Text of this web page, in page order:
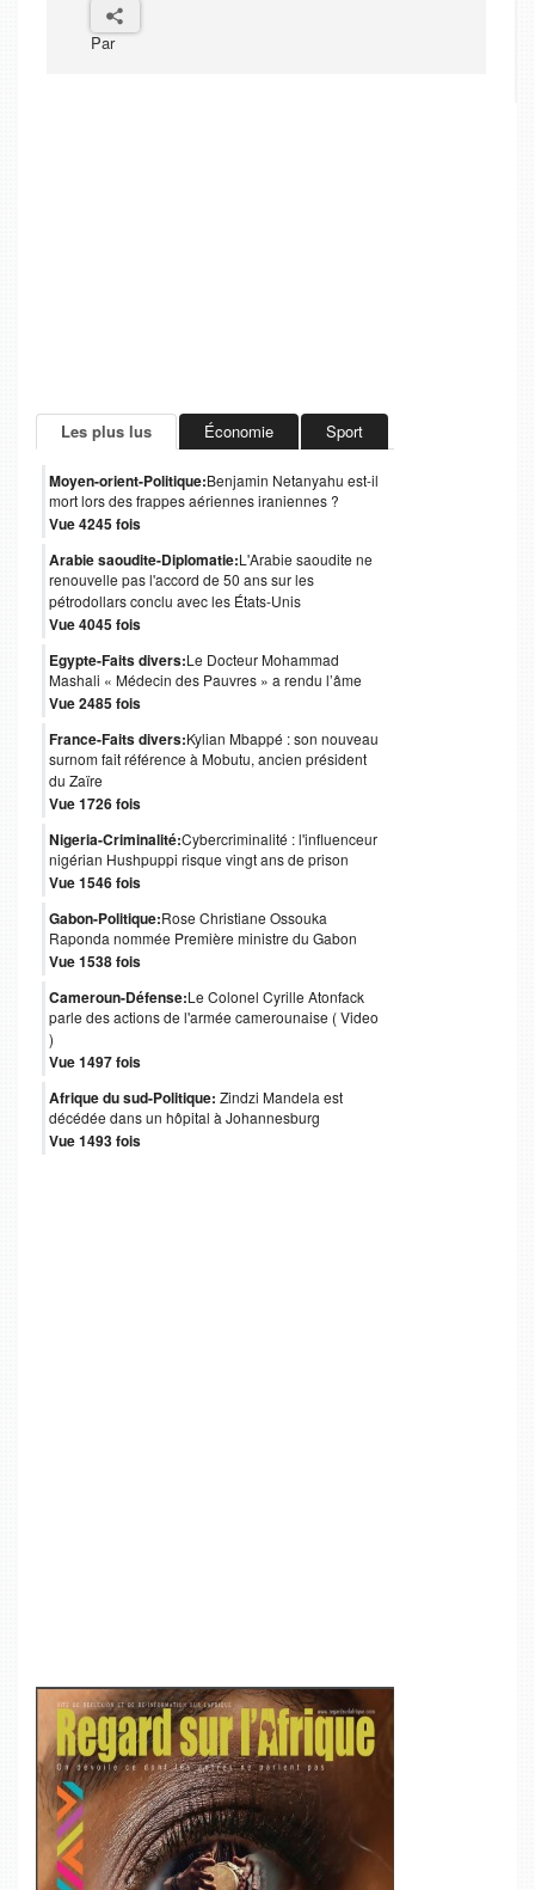
Par
Les plus lus Économie Sport
Moyen-orient-Politique:Benjamin Netanyahu est-il
mort lors des frappes aériennes iraniennes ?
Vue 4245 fois
Arabie saoudite-Diplomatie:L'Arabie saoudite ne
renouvelle pas l'accord de 50 ans sur les
pétrodollars conclu avec les États-Unis
Vue 4045 fois
Egypte-Faits divers:Le Docteur Mohammad
Mashali « Médecin des Pauvres » a rendu l’âme
Vue 2485 fois
France-Faits divers:Kylian Mbappé : son nouveau
surnom fait référence à Mobutu, ancien président
du Zaïre
Vue 1726 fois
Nigeria-Criminalité:Cybercriminalité : l'influenceur
nigérian Hushpuppi risque vingt ans de prison
Vue 1546 fois
Gabon-Politique:Rose Christiane Ossouka
Raponda nommée Première ministre du Gabon
Vue 1538 fois
Cameroun-Défense:Le Colonel Cyrille Atonfack
parle des actions de l'armée camerounaise ( Video
)
Vue 1497 fois
Afrique du sud-Politique: Zindzi Mandela est
décédée dans un hôpital à Johannesburg
Vue 1493 fois